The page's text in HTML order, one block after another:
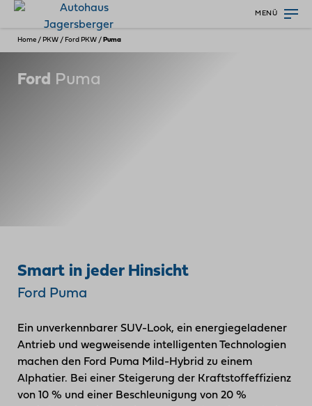
MENÜ
Home / PKW / Ford PKW / Puma
Ford Puma
Smart in jeder Hinsicht
Ford Puma
Ein unverkennbarer SUV-Look, ein energiegeladener
Antrieb und wegweisende intelligenten Technologien
machen den Ford Puma Mild-Hybrid zu einem
Alphatier. Bei einer Steigerung der Kraftstoffeffizienz
von 10 % und einer Beschleunigung von 20 %